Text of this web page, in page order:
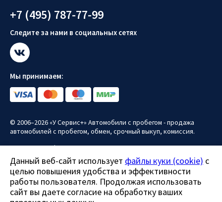
+7 (495) 787-77-99
Следите за нами в социальных сетях
Мы принимаем:
© 2006–2026 «У Сервис+» Автомобили с пробегом - продажа
автомобилей с пробегом, обмен, срочный выкуп, комиссия.
Политика конфиденциальности
Политика использования файлов куки (cookie)
Согласие на обработку персональных данных
Все права защищены.
Данный веб-сайт использует файлы куки (cookie) с
целью повышения удобства и эффективности
работы пользователя. Продолжая использовать
сайт вы даете согласие на обработку ваших